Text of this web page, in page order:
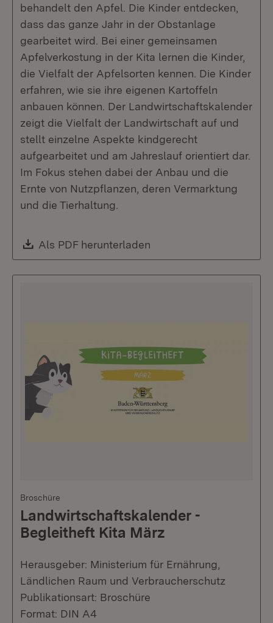
behandelt den Apfel. Die Kinder entdecken,
dass das ganze Jahr in der Obstanlage
gearbeitet wird. Bei einer gemeinsamen
Apfelverkostung in der Kita lernen die Kinder,
die Vielfalt der Apfelsorten kennen. Die Kinder
erfahren, wie sie ihre eigenen Kartoffeln
anbauen können. Der Landwirtschaftskalender
zeigt die Vielfalt der Landwirtschaft auf und
stellt einzelne Aspekte kindgerecht
aufgearbeitet und am Jahreslauf orientiert dar.
Im Fokus stehen dabei der Anbau und die
Ernte von Nutzpflanzen, deren Vermarktung
und die Tierhaltung.
Download:
Als PDF herunterladen
Broschüre
Landwirtschaftskalender -
Begleitheft Kita März
Herausgeber: Ministerium für Ernährung,
Ländlichen Raum und Verbraucherschutz
Publikationsart: Broschüre
Format: DIN A4